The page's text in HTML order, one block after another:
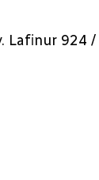
Lafinur 924 /